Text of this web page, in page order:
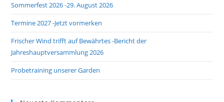
Sommerfest 2026 -29. August 2026
Termine 2027 -Jetzt vormerken
Frischer Wind trifft auf Bewährtes -Bericht der
Jahreshauptversammlung 2026
Probetraining unserer Garden